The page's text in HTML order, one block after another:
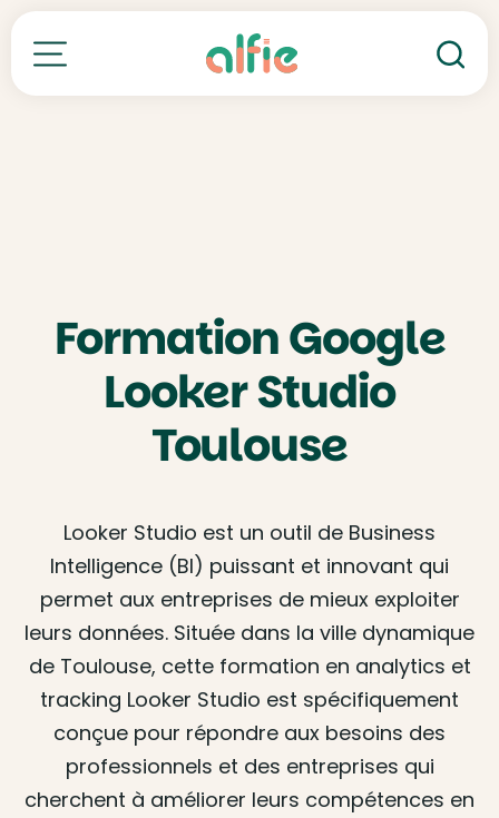
Toutes nos formations
Formation Google
Looker Studio
Toulouse
Looker Studio est un outil de Business
Intelligence (BI) puissant et innovant qui
permet aux entreprises de mieux exploiter
leurs données. Située dans la ville dynamique
de Toulouse, cette formation en analytics et
tracking Looker Studio est spécifiquement
conçue pour répondre aux besoins des
professionnels et des entreprises qui
cherchent à améliorer leurs compétences en